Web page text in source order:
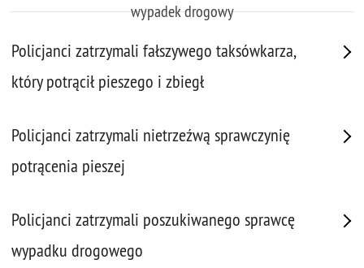
wypadek drogowy
Policjanci zatrzymali fałszywego taksówkarza,
który potrącił pieszego i zbiegł
Policjanci zatrzymali nietrzeźwą sprawczynię
potrącenia pieszej
Policjanci zatrzymali poszukiwanego sprawcę
wypadku drogowego